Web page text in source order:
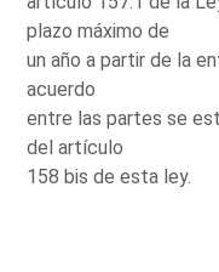
plazo máximo de
un año a partir de la
acuerdo
entre las partes se
del artículo
158 bis de esta ley.